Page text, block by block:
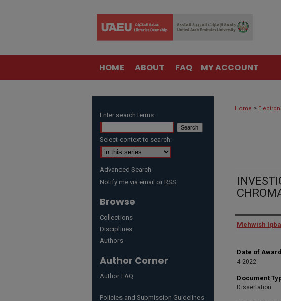
HOME ABOUT FAQ MY ACCOUNT
Home >
Author
Mehwish Iqbal
Date of Award
4-2022
Document
Dissertation
Enter search terms:
Select context to search:
Advanced Search
Notify me via email or RSS
Browse
Collections
Disciplines
Authors
Author Corner
Author FAQ
Policies and Submission Guidelines